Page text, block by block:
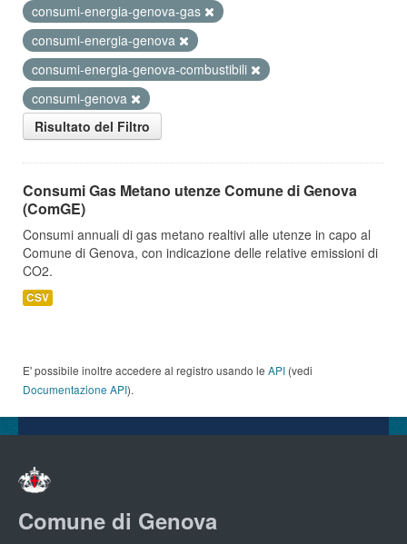
consumi-energia-genova-gas
consumi-energia-genova
consumi-energia-genova-combustibili
consumi-genova
Risultato del Filtro
Consumi Gas Metano utenze Comune di Genova
(ComGE)
Consumi annuali di gas metano realtivi alle utenze in capo al
Comune di Genova, con indicazione delle relative emissioni di
CO2.
CSV
E' possibile inoltre accedere al registro usando le API (vedi
Documentazione API).
Comune di Genova